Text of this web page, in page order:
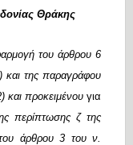
Θράκης
του άρθρου 6
και της παραγράφου
και προκειμένου για
περίπτωσης ζ της
άρθρου 3 του ν.